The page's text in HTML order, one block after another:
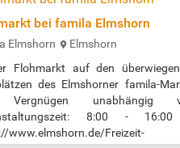
bei famila Elmshorn
Elmshorn
Elmshorn
Flohmarkt auf den
des Elmshorner famila-
unabhängig
8:00 -
www.elmshorn.de/Freizeit-